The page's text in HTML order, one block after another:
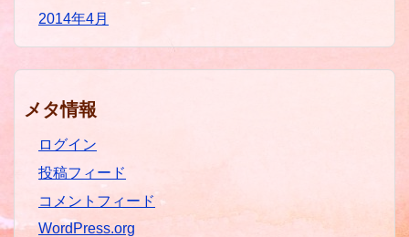
2014年4月
メタ情報
ログイン
投稿フィード
コメントフィード
WordPress.org